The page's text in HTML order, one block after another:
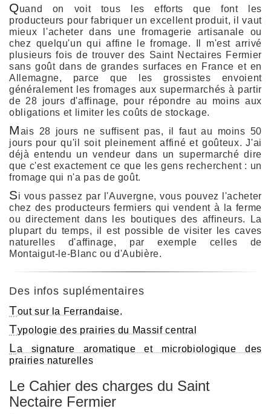
Quand on voit tous les efforts que font les
producteurs pour fabriquer un excellent produit, il vaut
mieux l'acheter dans une fromagerie artisanale ou
chez quelqu'un qui affine le fromage. Il m'est arrivé
plusieurs fois de trouver des Saint Nectaires Fermier
sans goût dans de grandes surfaces en France et en
Allemagne, parce que les grossistes envoient
généralement les fromages aux supermarchés à partir
de 28 jours d'affinage, pour répondre au moins aux
obligations et limiter les coûts de stockage.
Mais 28 jours ne suffisent pas, il faut au moins 50
jours pour qu'il soit pleinement affiné et goûteux. J'ai
déjà entendu un vendeur dans un supermarché dire
que c'est exactement ce que les gens recherchent : un
fromage qui n'a pas de goût.
Si vous passez par l'Auvergne, vous pouvez l'acheter
chez des producteurs fermiers qui vendent à la ferme
ou directement dans les boutiques des affineurs. La
plupart du temps, il est possible de visiter les caves
naturelles d'affinage, par exemple celles de
Montaigut-le-Blanc ou d'Aubière.
Des infos suplémentaires
Tout sur la Ferrandaise.
Typologie des prairies du Massif central
La signature aromatique et microbiologique des
prairies naturelles
Le Cahier des charges du Saint
Nectaire Fermier